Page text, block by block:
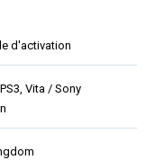
d'activation
Vita / Sony